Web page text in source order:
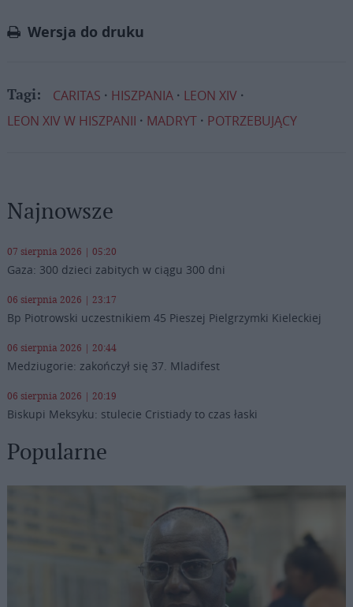
Wersja do druku
Tagi: CARITAS HISZPANIA
LEON XIV
LEON XIV W HISZPANII
MADRYT POTRZEBUJĄCY
Najnowsze
07 sierpnia 2026 | 05:20
Gaza: 300 dzieci zabitych w ciągu 300 dni
06 sierpnia 2026 | 23:17
Bp Piotrowski uczestnikiem 45 Pieszej Pielgrzymki Kieleckiej
06 sierpnia 2026 | 20:44
Medziugorie: zakończył się 37. Mladifest
06 sierpnia 2026 | 20:19
Biskupi Meksyku: stulecie Cristiady to czas łaski
Popularne